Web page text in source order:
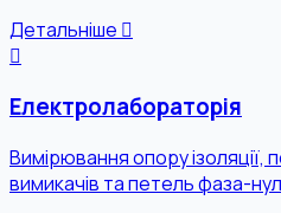
Детальніше
Електролабораторія
Вимірювання опору ізоляції,
вимикачів та петель фаза-